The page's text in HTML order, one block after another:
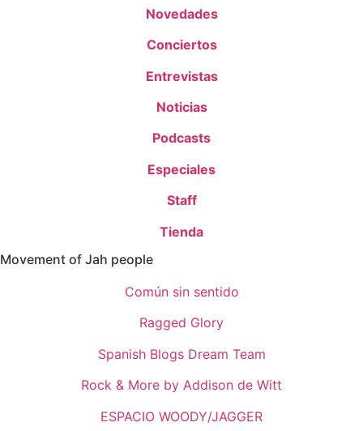
Novedades
Conciertos
Entrevistas
Noticias
Podcasts
Especiales
Staff
Tienda
Movement of Jah people
Común sin sentido
Ragged Glory
Spanish Blogs Dream Team
Rock & More by Addison de Witt
ESPACIO WOODY/JAGGER